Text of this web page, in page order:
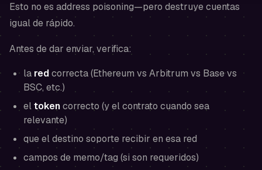
Esto no es address poisoning—pero destruye cuentas
igual de rápido.
Antes de dar enviar, verifica:
la redcorrecta (Ethereum vs Arbitrum vs Base vs
BSC, etc.)
eltokencorrecto (y el contrato cuando sea
relevante)
que el destino soporte recibir en esa red
campos de memo/tag (si son requeridos)